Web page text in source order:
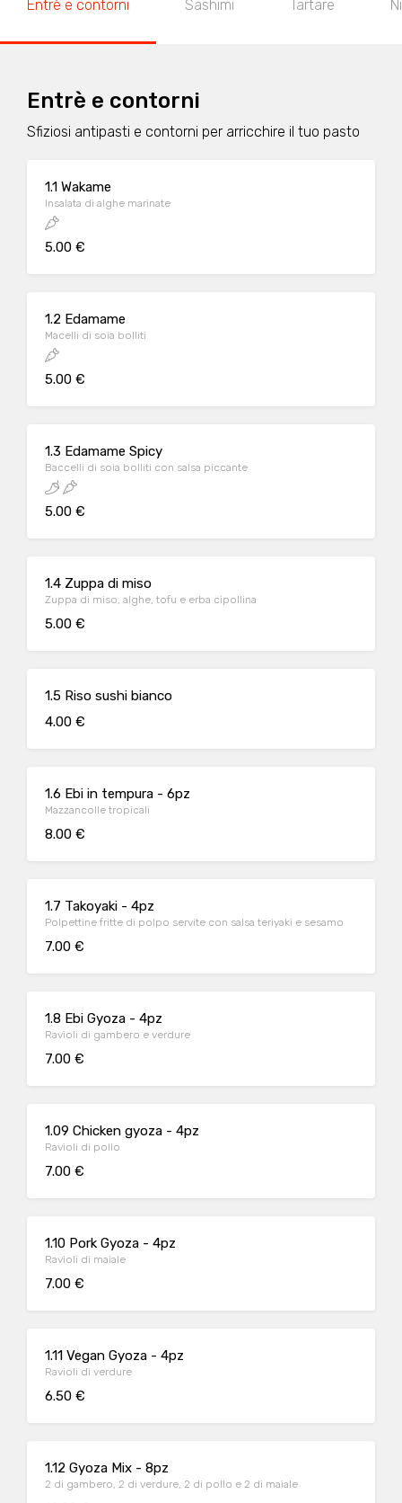
Entrè e contorni Sashimi Tartare
Entrè e contorni
Sfiziosi antipasti e contorni per arricchire il tuo pasto
1.1 Wakame
Insalata di alghe marinate
5.00 €
1.2 Edamame
Macelli di soia bolliti
5.00 €
1.3 Edamame Spicy
Baccelli di soia bolliti con salsa piccante
5.00 €
1.4 Zuppa di miso
Zuppa di miso, alghe, tofu e erba cipollina
5.00 €
1.5 Riso sushi bianco
4.00 €
1.6 Ebi in tempura - 6pz
Mazzancolle tropicali
8.00 €
1.7 Takoyaki - 4pz
Polpettine fritte di polpo servite con salsa teriyaki e sesamo
7.00 €
1.8 Ebi Gyoza - 4pz
Ravioli di gambero e verdure
7.00 €
1.09 Chicken gyoza - 4pz
Ravioli di pollo
7.00 €
1.10 Pork Gyoza - 4pz
Ravioli di maiale
7.00 €
1.11 Vegan Gyoza - 4pz
Ravioli di verdure
6.50 €
1.12 Gyoza Mix - 8pz
2 di gambero, 2 di verdure, 2 di pollo e 2 di maiale